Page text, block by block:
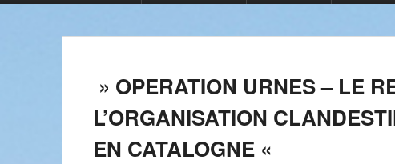
» OPERATION URNES – LE
L’ORGANISATION
EN CATALOGNE «